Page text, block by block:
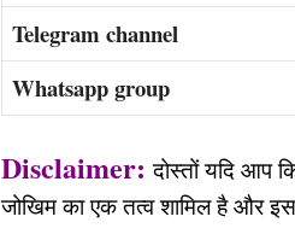
Telegram channel
Whatsapp group
Disclaimer: दोस्तों यदि आप
जोखिम का एक तत्व शामिल है और